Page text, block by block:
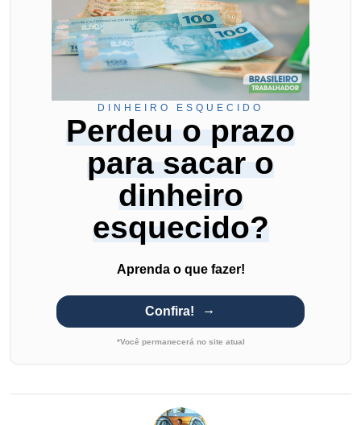
DINHEIRO ESQUECIDO
Perdeu o prazo
para sacar o
dinheiro
esquecido?
Aprenda o que fazer!
Confira!
*Você permanecerá no site atual